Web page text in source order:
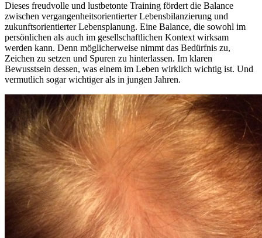
Dieses freudvolle und lustbetonte Training fördert die Balance
zwischen vergangenheitsorientierter Lebensbilanzierung und
zukunftsorientierter Lebensplanung. Eine Balance, die sowohl im
persönlichen als auch im gesellschaftlichen Kontext wirksam
werden kann. Denn möglicherweise nimmt das Bedürfnis zu,
Zeichen zu setzen und Spuren zu hinterlassen. Im klaren
Bewusstsein dessen, was einem im Leben wirklich wichtig ist. Und
vermutlich sogar wichtiger als in jungen Jahren.